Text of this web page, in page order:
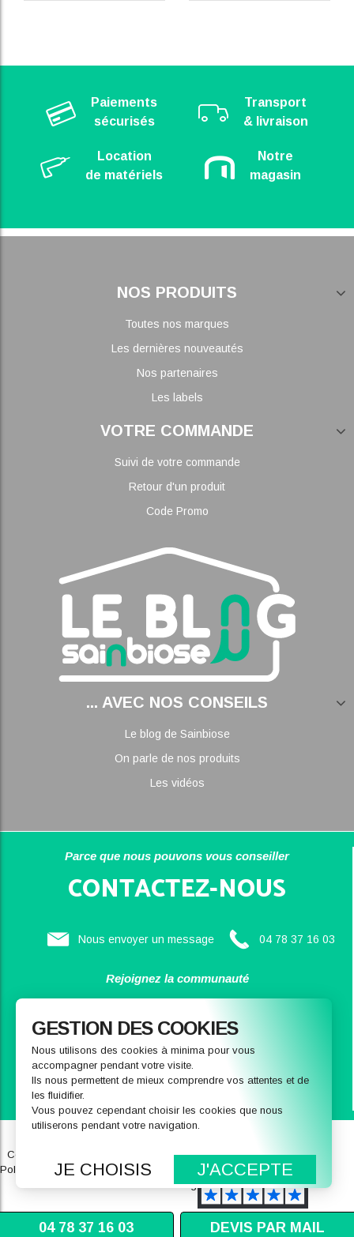
Paiements
sécurisés
Transport
& livraison
Location
de matériels
Notre
magasin
NOS PRODUITS
Toutes nos marques
Les dernières nouveautés
Nos partenaires
Les labels
VOTRE COMMANDE
Suivi de votre commande
Retour d'un produit
Code Promo
... AVEC NOS CONSEILS
Le blog de Sainbiose
On parle de nos produits
Les vidéos
Parce que nous pouvons vous conseiller
CONTACTEZ-NOUS
Nous envoyer un message 04 78 37 16 03
Rejoignez la communauté
SAINBIOSE
Conditions générales de ventes
FAQ
Politique de données personnelles
Recrutement
Mentions légales
04 78 37 16 03 DEVIS PAR MAIL
GESTION DES COOKIES
Nous utilisons des cookies à minima pour vous
accompagner pendant votre visite.
Ils nous permettent de mieux comprendre vos attentes et de
les fluidifier.
Vous pouvez cependant choisir les cookies que nous
utiliserons pendant votre navigation.
JE CHOISIS J'ACCEPTE